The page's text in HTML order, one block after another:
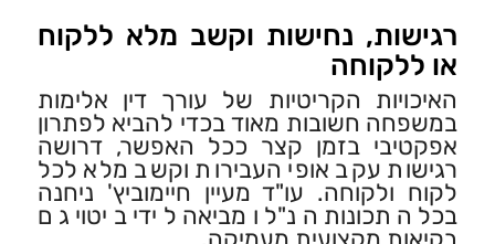
רגישות, נחישות וקשב מלא ללקוח
או ללקוחה
האיכויות הקריטיות של עורך דין אלימות
במשפחה חשובות מאוד בכדי להביא לפתרון
אפקטיבי בזמן קצר ככל האפשר, דרושה
רגישות עקב אופי העבירות וקשב מלא לכל
לקוח ולקוחה. עו"ד מעיין חיימוביץ' ניחנה
בכל התכונות הנ"ל ומביאה לידי ביטוי גם